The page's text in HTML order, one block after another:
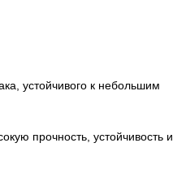
устойчивого к небольшим
прочность, устойчивость и